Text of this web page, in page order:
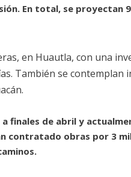
En total, se proyectan
en Huautla, con una
También se contemplan
finales de abril y
contratado obras por 3